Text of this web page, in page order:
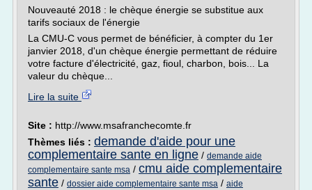
Nouveauté 2018 : le chèque énergie se substitue aux
tarifs sociaux de l'énergie
La CMU-C vous permet de bénéficier, à compter du 1er
janvier 2018, d'un chèque énergie permettant de réduire
votre facture d'électricité, gaz, fioul, charbon, bois... La
valeur du chèque...
Lire la suite
Site : http://www.msafranchecomte.fr
Thèmes liés : demande d'aide pour une
complementaire sante en ligne / demande aide
complementaire sante msa / cmu aide complementaire
sante / dossier aide complementaire sante msa / aide